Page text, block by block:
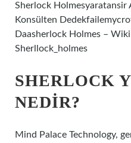
Sherlock
Konsülten
Daasherlock Holmes –
Sherllock_holmes
SHERLOCK
NEDIR?
Mind Palace Technology,